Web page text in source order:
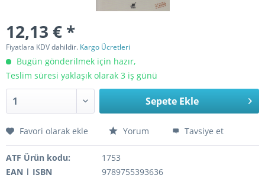
12,13 € *
Fiyatlara KDV dahildir. Kargo Ücretleri
Bugün gönderilmek için hazır,
Teslim süresi yaklaşık olarak 3 iş günü
Sepete Ekle
Favori olarak ekle Yorum Tavsiye et
ATF Ürün kodu:
1753
EAN | ISBN
9789755393636